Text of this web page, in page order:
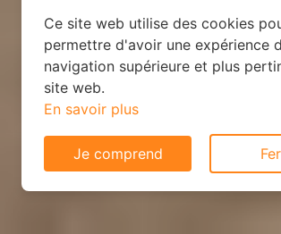
Ce site web utilise des cookies
permettre d'avoir une expérience
navigation supérieure et plus
site web.
En savoir plus
Je comprend